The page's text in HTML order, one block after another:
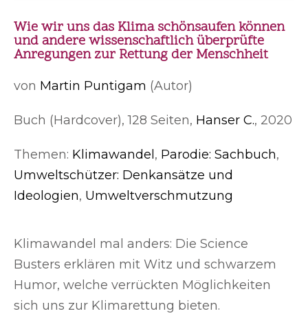
Wie wir uns das Klima schönsaufen können
und andere wissenschaftlich überprüfte
Anregungen zur Rettung der Menschheit
von Martin Puntigam (Autor)
Buch (Hardcover), 128 Seiten, Hanser C., 2020
Themen: Klimawandel , Parodie: Sachbuch,
Umweltschützer: Denkansätze und
Ideologien, Umweltverschmutzung
Klimawandel mal anders: Die Science
Busters erklären mit Witz und schwarzem
Humor, welche verrückten Möglichkeiten
sich uns zur Klimarettung bieten.